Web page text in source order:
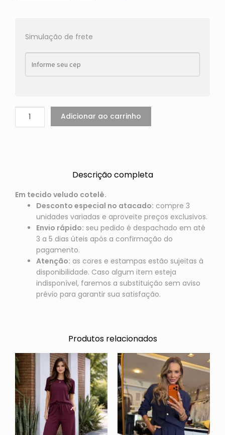
Simulação de frete
Adicionar ao carrinho
Descrição completa
Em tecido veludo cotelê.
Desconto especial no atacado: compre 3
unidades variadas e aproveite preços exclusivos.
Envio rápido: seu pedido é despachado em até
3 a 5 dias úteis após a confirmação do
pagamento.
Atenção: as cores e estampas estão sujeitas à
disponibilidade. Caso algum item esteja
indisponível, faremos a substituição sem aviso
prévio para garantir sua satisfação.
Produtos relacionados